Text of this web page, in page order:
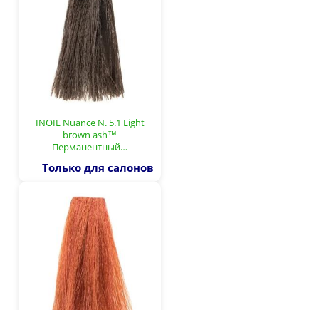
INOIL Nuance N. 5.1 Light
brown ash™
Перманентный…
Только для салонов